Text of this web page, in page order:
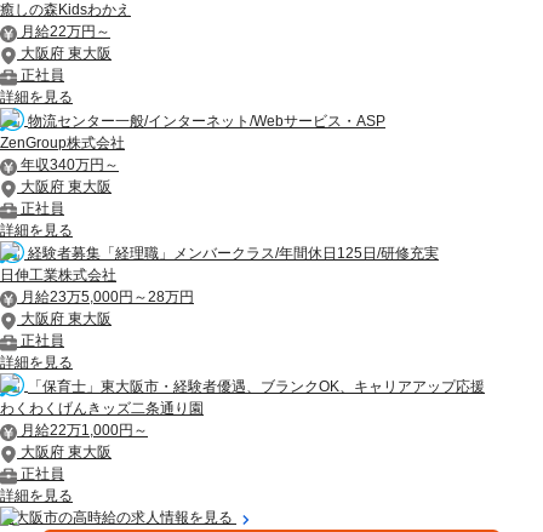
癒しの森Kidsわかえ
月給22万円～
大阪府 東大阪
正社員
詳細を見る
物流センター一般/インターネット/Webサービス・ASP
ZenGroup株式会社
年収340万円～
大阪府 東大阪
正社員
詳細を見る
経験者募集「経理職」メンバークラス/年間休日125日/研修充実
日伸工業株式会社
月給23万5,000円～28万円
大阪府 東大阪
正社員
詳細を見る
「保育士」東大阪市・経験者優遇、ブランクOK、キャリアアップ応援
わくわくげんきッズ二条通り園
月給22万1,000円～
大阪府 東大阪
正社員
詳細を見る
東大阪市の高時給の求人情報を見る